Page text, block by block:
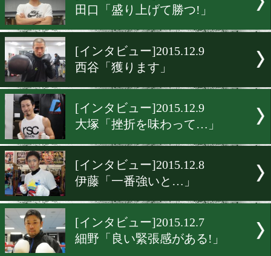
歴代2位のV11へ!!
[インタビュー]2015.12.12
田口「盛り上げて勝つ!」
[インタビュー]2015.12.9
西谷「獲ります」
[インタビュー]2015.12.9